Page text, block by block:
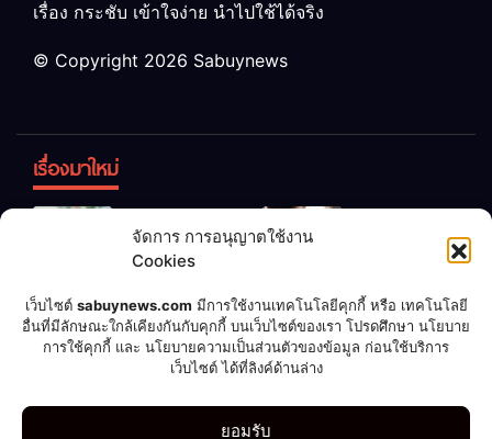
จัดการ การอนุญาตใช้งาน
Cookies
เว็บไซต์ sabuynews.com มีการใช้งานเทคโนโลยีคุกกี้ หรือ เทคโนโลยี
อื่นที่มีลักษณะใกล้เคียงกันกับคุกกี้ บนเว็บไซต์ของเรา โปรดศึกษา นโยบาย
การใช้คุกกี้ และ นโยบายความเป็นส่วนตัวของข้อมูล ก่อนใช้บริการ
เว็บไซต์ ได้ที่ลิงค์ด้านล่าง
ยอมรับ
เรื่อง กระชับ เข้าใจง่าย นำไปใช้ได้จริง
© Copyright 2026 Sabuynews
เรื่องมาใหม่
ทิ้ง! เปลี่ยน
เป็น “ปุ๋ย
จุลินทรีย์”
บำรุงพืช ง่าย
นิดเดียว
หญิง 12 ขวบ
แต่งงานกับ
ชายวัย 70
เชื่อพ่อแล้ว
รวย! หนุ่มทำ
ตามคำ
ลอตเตอรี่
เจ้าของคาร์
แคร์เผย
ประสบการณ์
รับล้างรถเก็บ
บอลโลก 2022